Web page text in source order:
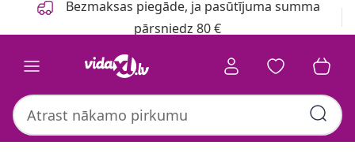
Bezmaksas piegāde, ja pasūtījuma summa
pārsniedz 80 €